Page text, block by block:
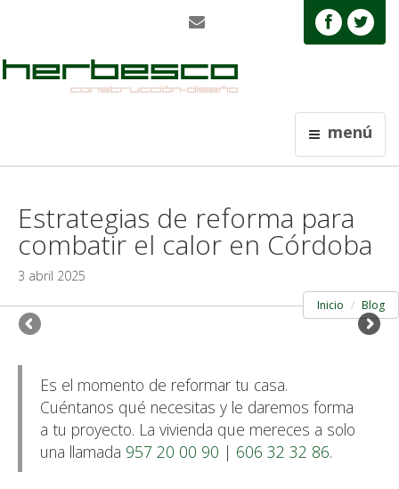
menú
Estrategias de reforma para
combatir el calor en Córdoba
3 abril 2025
Inicio Blog
Es el momento de reformar tu casa.
Cuéntanos qué necesitas y le daremos forma
a tu proyecto. La vivienda que mereces a solo
una llamada 957 20 00 90 | 606 32 32 86.